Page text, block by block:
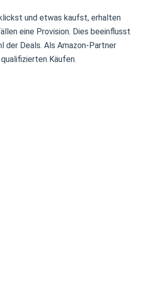
und etwas kaufst, erhalten
eine Provision. Dies beeinflusst
der Deals. Als Amazon-Partner
Käufen.